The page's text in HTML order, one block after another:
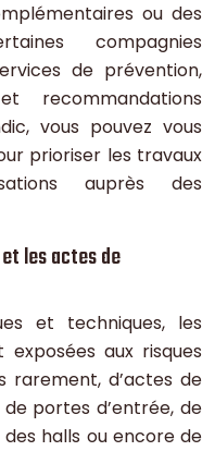
ou des
compagnies
de prévention,
vous pouvez vous
prioriser les travaux
auprès des
les actes de
et techniques, les
aux risques
rarement, d’actes de
portes d’entrée, de
halls ou encore de